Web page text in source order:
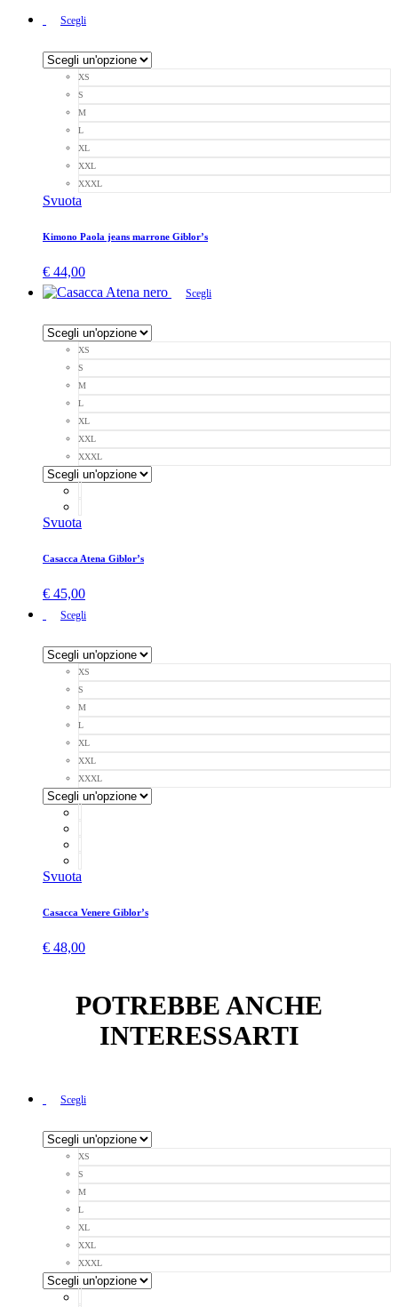
Scegli
XS
S
M
L
XL
XXL
XXXL
Svuota
Kimono Paola jeans marrone Giblor’s
€ 44,00
Scegli
XS
S
M
L
XL
XXL
XXXL
Svuota
Casacca Atena Giblor’s
€ 45,00
Scegli
XS
S
M
L
XL
XXL
XXXL
Svuota
Casacca Venere Giblor’s
€ 48,00
POTREBBE ANCHE
INTERESSARTI
Scegli
XS
S
M
L
XL
XXL
XXXL